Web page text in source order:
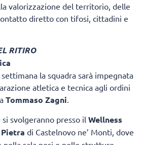
valorizzazione del territorio, delle
diretto con tifosi, cittadini e
RITIRO
la squadra sarà impegnata
atletica e tecnica agli ordini
Tommaso Zagni
svolgeranno presso il Wellness
di Castelnovo ne’ Monti, dove